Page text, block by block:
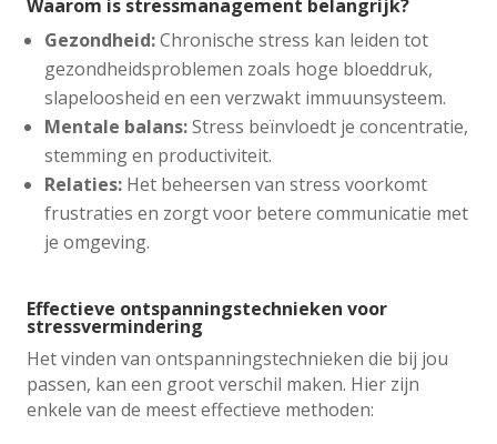
Waarom is stressmanagement belangrijk?
Gezondheid:Chronische stress kan leiden tot
gezondheidsproblemen zoals hoge bloeddruk,
slapeloosheid en een verzwakt immuunsysteem.
Mentale balans:Stress beïnvloedt je concentratie,
stemming en productiviteit.
Relaties: Het beheersen van stress voorkomt
frustraties en zorgt voor betere communicatie met
je omgeving.
Effectieve ontspanningstechnieken voor
stressvermindering
Het vinden van ontspanningstechnieken die bij jou
passen, kan een groot verschil maken. Hier zijn
enkele van de meest effectieve methoden: